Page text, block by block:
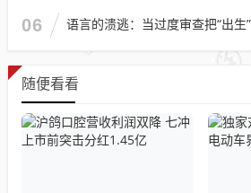
06 语言的溃逃：当过度审查把“出生
随便看看